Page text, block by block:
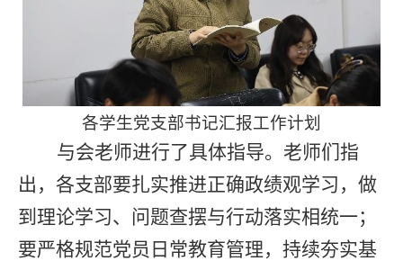
各学生党支部书记汇报工作计划
与会老师进行了具体指导。老师们指
出，各支部要扎实推进正确政绩观学习，做
到理论学习、问题查摆与行动落实相统一；
要严格规范党员日常教育管理，持续夯实基